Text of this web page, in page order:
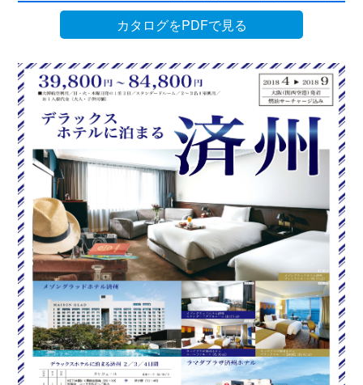
カタログをPDFで見る